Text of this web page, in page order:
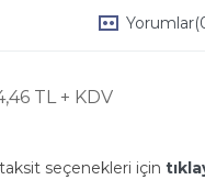
Yorumlar
TL + KDV
seçenekleri için